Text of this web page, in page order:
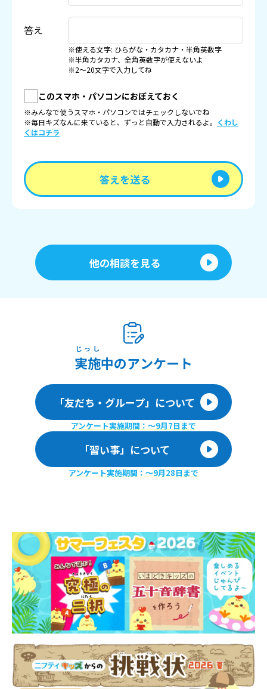
答え
※使える文字: ひらがな・カタカナ・半角英数字
※半角カタカナ、全角英数字が使えないよ
※2〜20文字で入力してね
このスマホ・パソコンにおぼえておく
※みんなで使うスマホ・パソコンではチェックしないでね
※毎日キズなんに来ていると、ずっと自動で入力されるよ。 くわし
くはコチラ
答えを送る
他の相談を見る
実施
じっし
中のアンケート
「友だち・グループ」について
アンケート実施期間：〜9月7日まで
「習い事」について
アンケート実施期間：〜9月28日まで